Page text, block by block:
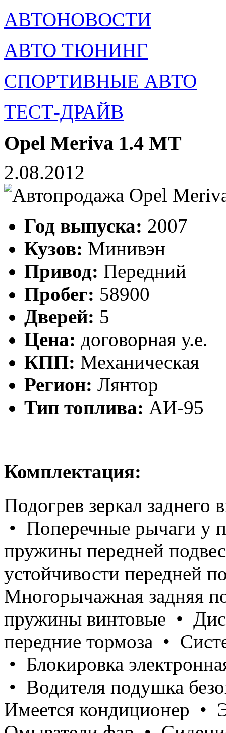
АВТОНОВОСТИ
АВТО ТЮНИНГ
СПОРТИВНЫЕ АВТО
ТЕСТ-ДРАЙВ
Opel Meriva 1.4 MT
2.08.2012
Год выпуска: 2007
Кузов: Минивэн
Привод: Передний
Пробег: 58900
Дверей: 5
Цена: договорная у.е.
КПП: Механическая
Регион: Лянтор
Тип топлива: АИ-95
Комплектация:
Подогрев зеркал заднего
• Поперечные рычаги у
пружины передней
устойчивости передней
Многорычажная задняя
пружины винтовые •
передние тормоза •
• Блокировка
• Водителя подушка
Имеется кондиционер •